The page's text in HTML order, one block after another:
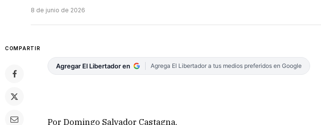
8 de junio de 2026
COMPARTIR
Agregar El Libertador en Agrega El Libertador a tus medios preferidos en Google
Por Domingo Salvador Castagna,